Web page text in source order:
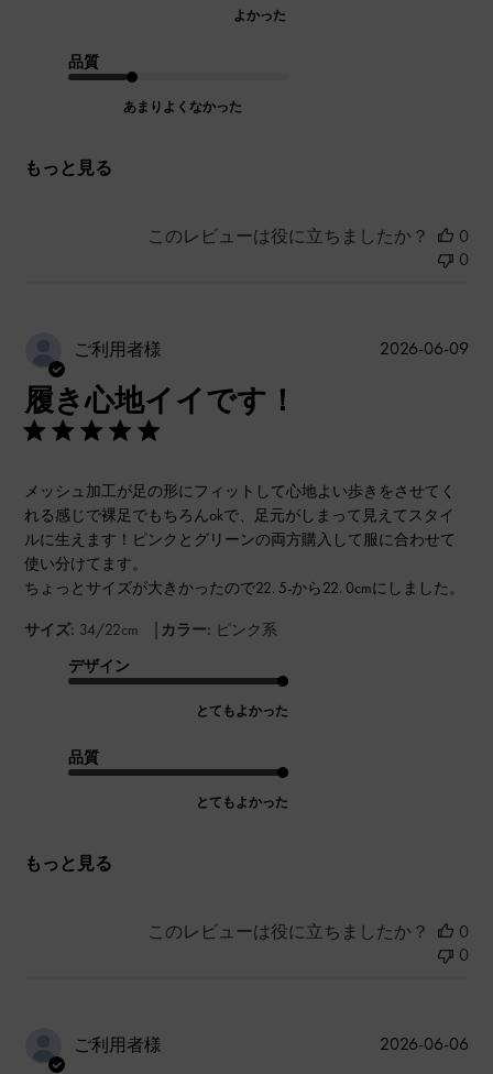
よかった
品質
あまりよくなかった
もっと見る
このレビューは役に立ちましたか？
0
0
ご利用者様
履き心地イイです！
メッシュ加工が足の形にフィットして心地よい歩きをさせてく
れる感じで裸足でもちろんokで、足元がしまって見えてスタイ
ルに生えます！ピンクとグリーンの両方購入して服に合わせて
使い分けてます。
ちょっとサイズが大きかったので22. 5-から22. 0cmにしました。
サイズ: 34/22cm | カラー: ピンク系
デザイン
とてもよかった
品質
とてもよかった
もっと見る
公
2026-06-09
このレビューは役に立ちましたか？
0
0
ご利用者様
公
2026-06-06